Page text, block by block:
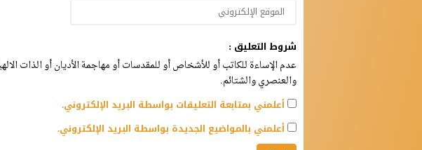
شروط التعليق :
عدم الإساءة للكاتب أو للأشخاص أو للمقدسات أو مهاجمة الأديان أو الذات
والعنصري والشتائم.
أعلمني بمتابعة التعليقات بواسطة البريد الإلكتروني.
أعلمني بالمواضيع الجديدة بواسطة البريد الإلكتروني.